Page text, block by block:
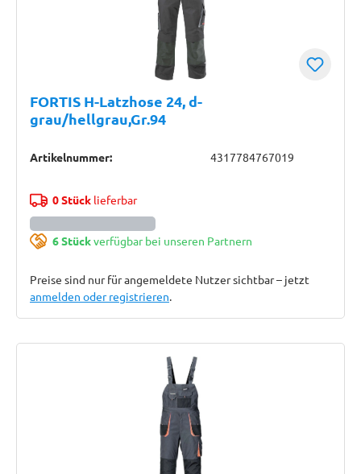
FORTIS H-Latzhose 24, d-
grau/hellgrau,Gr.94
Artikelnummer: 4317784767019
0 Stücklieferbar
6 Stückverfügbar bei unseren Partnern
Preise sind nur für angemeldete Nutzer sichtbar – jetzt
anmelden oder registrieren.